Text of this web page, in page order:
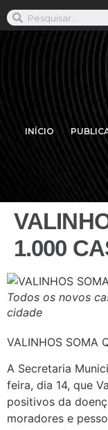
INÍCIO
1.000
Todos os novos
cidade
VALINHOS SOMA
A Secretaria
feira, dia 14, que
positivos da
moradores e